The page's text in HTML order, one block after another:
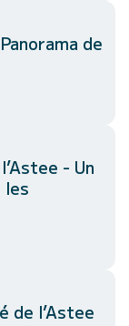
de
- Un
les
de l’Astee